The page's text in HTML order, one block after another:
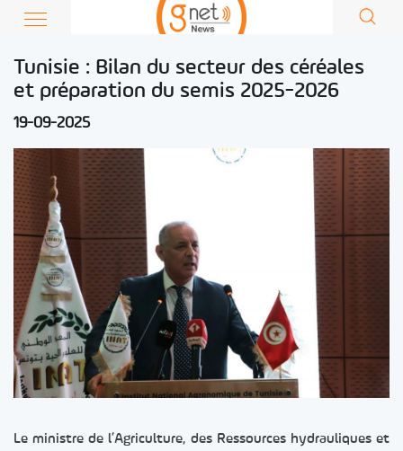
Tunisie : Bilan du secteur des céréales
et préparation du semis 2025-2026
19-09-2025
Le ministre de l’Agriculture, des Ressources hydrauliques et